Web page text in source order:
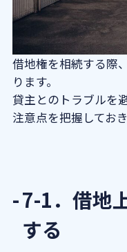
借地権を相続する際
ります。
貸主とのトラブルを
注意点を把握してお
7-1．借地
する